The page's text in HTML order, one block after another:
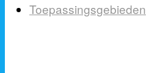
Toepassingsgebieden